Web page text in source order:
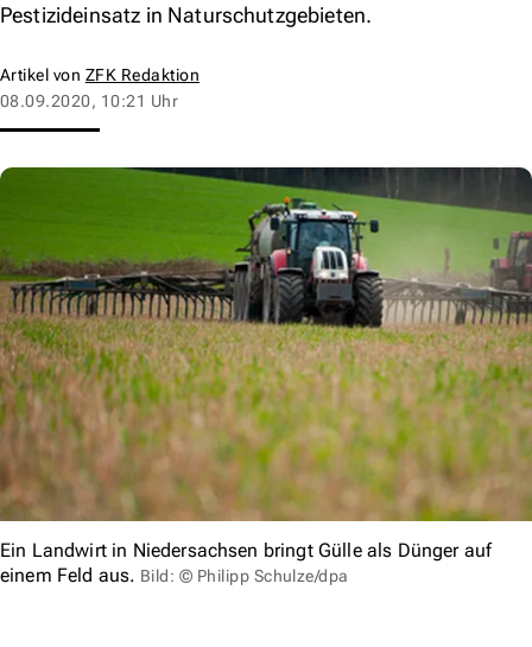
Pestizideinsatz in Naturschutzgebieten.
Artikel von ZFK Redaktion
08.09.2020, 10:21 Uhr
Ein Landwirt in Niedersachsen bringt Gülle als Dünger auf
einem Feld aus. Bild: © Philipp Schulze/dpa